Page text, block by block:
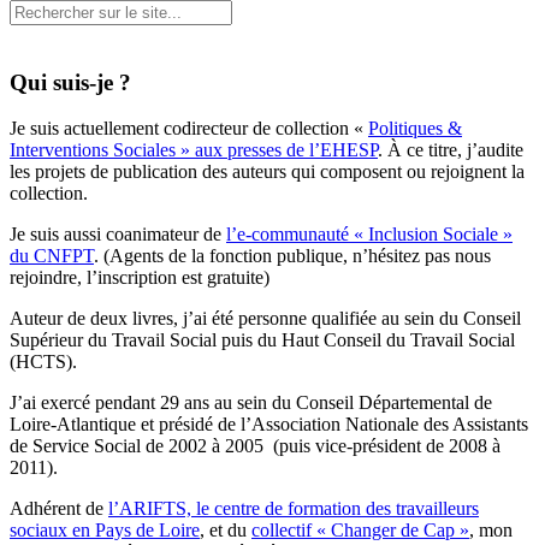
Qui suis-je ?
Je suis actuellement codirecteur de collection « Politiques &
Interventions Sociales » aux presses de l’EHESP. À ce titre, j’audite
les projets de publication des auteurs qui composent ou rejoignent la
collection.
Je suis aussi coanimateur de l’e-communauté « Inclusion Sociale »
du CNFPT. (Agents de la fonction publique, n’hésitez pas nous
rejoindre, l’inscription est gratuite)
Auteur de deux livres, j’ai été personne qualifiée au sein du Conseil
Supérieur du Travail Social puis du Haut Conseil du Travail Social
(HCTS).
J’ai exercé pendant 29 ans au sein du Conseil Départemental de
Loire-Atlantique et présidé de l’Association Nationale des Assistants
de Service Social de 2002 à 2005 (puis vice-président de 2008 à
2011).
Adhérent de l’ARIFTS, le centre de formation des travailleurs
sociaux en Pays de Loire, et du collectif « Changer de Cap », mon